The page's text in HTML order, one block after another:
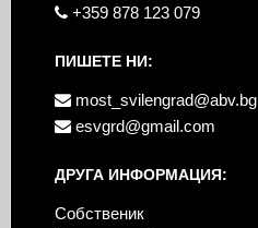
+359 878 123 079
ПИШЕТЕ НИ:
most_svilengrad@abv.bg
esvgrd@gmail.com
ДРУГА ИНФОРМАЦИЯ:
Собственик